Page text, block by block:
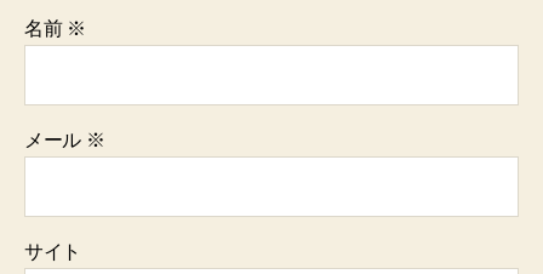
名前 ※
メール ※
サイト